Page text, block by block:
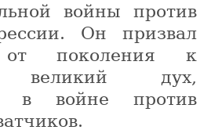
войны против
Он призвал
от поколения к
великий дух,
в войне против